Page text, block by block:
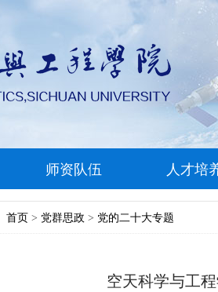
师资队伍 人才培
首页 > 党群思政 > 党的二十大专题
空天科学与工